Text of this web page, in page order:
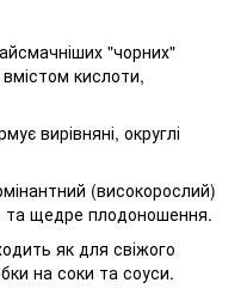
"чорних"
кислоти,
вирівняні, округлі
(високорослий)
та щедре плодоношення.
як для свіжого
на соки та соуси.